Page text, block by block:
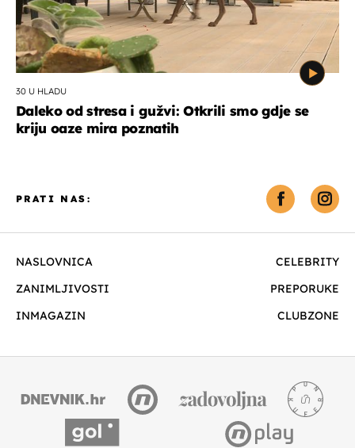
30 U HLADU
Daleko od stresa i gužvi: Otkrili smo gdje se
kriju oaze mira poznatih
NASLOVNICA
CELEBRITY
ZANIMLJIVOSTI
PREPORUKE
INMAGAZIN
CLUBZONE
PRATI NAS: